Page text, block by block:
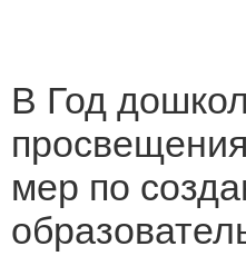
В Год
мер по